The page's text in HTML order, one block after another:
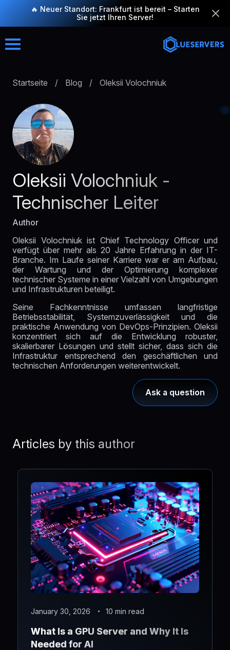
🔥 Neuer Standort: Frankfurt ist bereit – Starten
Sie jetzt Ihren Server!
Startseite / Blog / Oleksii Volochniuk
Oleksii Volochniuk -
Technischer Leiter
Author
Oleksii Volochniuk ist Chief Technology Officer und
verfügt über mehr als 20 Jahre Erfahrung in der IT-
Branche. Im Laufe seiner Karriere war er am Aufbau,
der Wartung und der Optimierung komplexer
technischer Systeme in einer Vielzahl von Umgebungen
und Infrastrukturen beteiligt.
Seine Fachkenntnisse umfassen langfristige
Betriebsstabilität, Systemzuverlässigkeit und die
praktische Anwendung von DevOps-Prinzipien. Oleksii
konzentriert sich auf die Entwicklung robuster,
skalierbarer Lösungen und stellt sicher, dass sich die
Infrastruktur entsprechend den geschäftlichen und
technischen Anforderungen weiterentwickelt.
Ask a question
Articles by this author
January 30, 2026 10 min read
What Is a GPU Server and Why It Is
Needed for AI